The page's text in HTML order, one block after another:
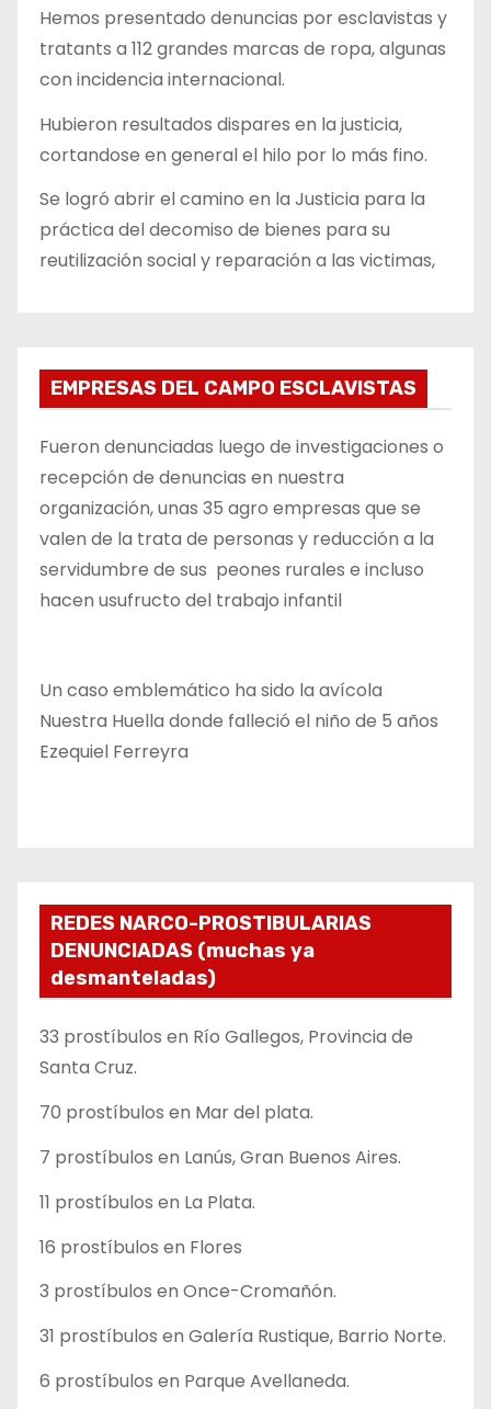
Hemos presentado denuncias por esclavistas y
tratants a 112 grandes marcas de ropa, algunas
con incidencia internacional.
Hubieron resultados dispares en la justicia,
cortandose en general el hilo por lo más fino.
Se logró abrir el camino en la Justicia para la
práctica del decomiso de bienes para su
reutilización social y reparación a las victimas,
EMPRESAS DEL CAMPO ESCLAVISTAS
Fueron denunciadas luego de investigaciones o
recepción de denuncias en nuestra
organización, unas 35 agro empresas que se
valen de la trata de personas y reducción a la
servidumbre de sus peones rurales e incluso
hacen usufructo del trabajo infantil
Un caso emblemático ha sido la avícola
Nuestra Huella donde falleció el niño de 5 años
Ezequiel Ferreyra
REDES NARCO-PROSTIBULARIAS
DENUNCIADAS (muchas ya
desmanteladas)
33 prostíbulos en Río Gallegos, Provincia de
Santa Cruz.
70 prostíbulos en Mar del plata.
7 prostíbulos en Lanús, Gran Buenos Aires.
11 prostíbulos en La Plata.
16 prostíbulos en Flores
3 prostíbulos en Once-Cromañón.
31 prostíbulos en Galería Rustique, Barrio Norte.
6 prostíbulos en Parque Avellaneda.